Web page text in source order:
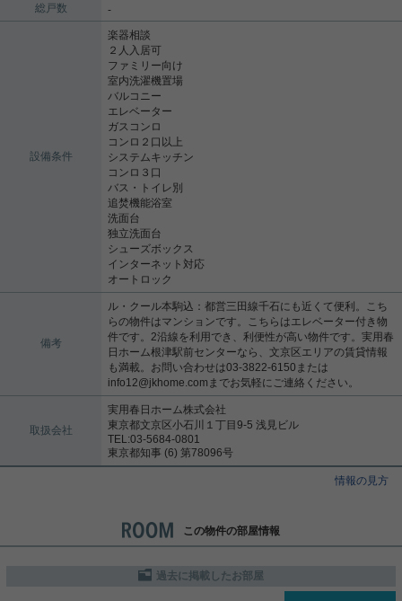
総戸数
-
設備条件
楽器相談
２人入居可
ファミリー向け
室内洗濯機置場
バルコニー
エレベーター
ガスコンロ
コンロ２口以上
システムキッチン
コンロ３口
バス・トイレ別
追焚機能浴室
洗面台
独立洗面台
シューズボックス
インターネット対応
オートロック
備考
ル・クール本駒込：都営三田線千石にも近くて便利。こち
らの物件はマンションです。こちらはエレベーター付き物
件です。2沿線を利用でき、利便性が高い物件です。実用春
日ホーム根津駅前センターなら、文京区エリアの賃貸情報
も満載。お問い合わせは03-3822-6150または
info12@jkhome.comまでお気軽にご連絡ください。
取扱会社
実用春日ホーム株式会社
東京都文京区小石川１丁目9-5 浅見ビル
TEL:03-5684-0801
東京都知事 (6) 第78096号
情報の見方
この物件の部屋情報
過去に掲載したお部屋